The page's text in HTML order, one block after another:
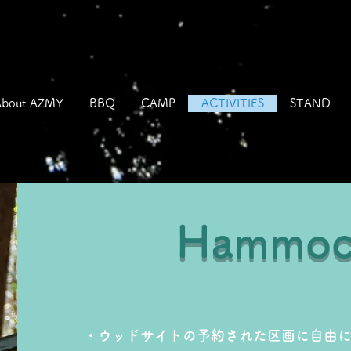
AZMY BBQ CAMP ACTIVITIES STAND
・ウッドサイトの予約された区画に自由